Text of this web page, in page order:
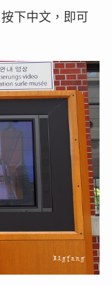
下中文，即可